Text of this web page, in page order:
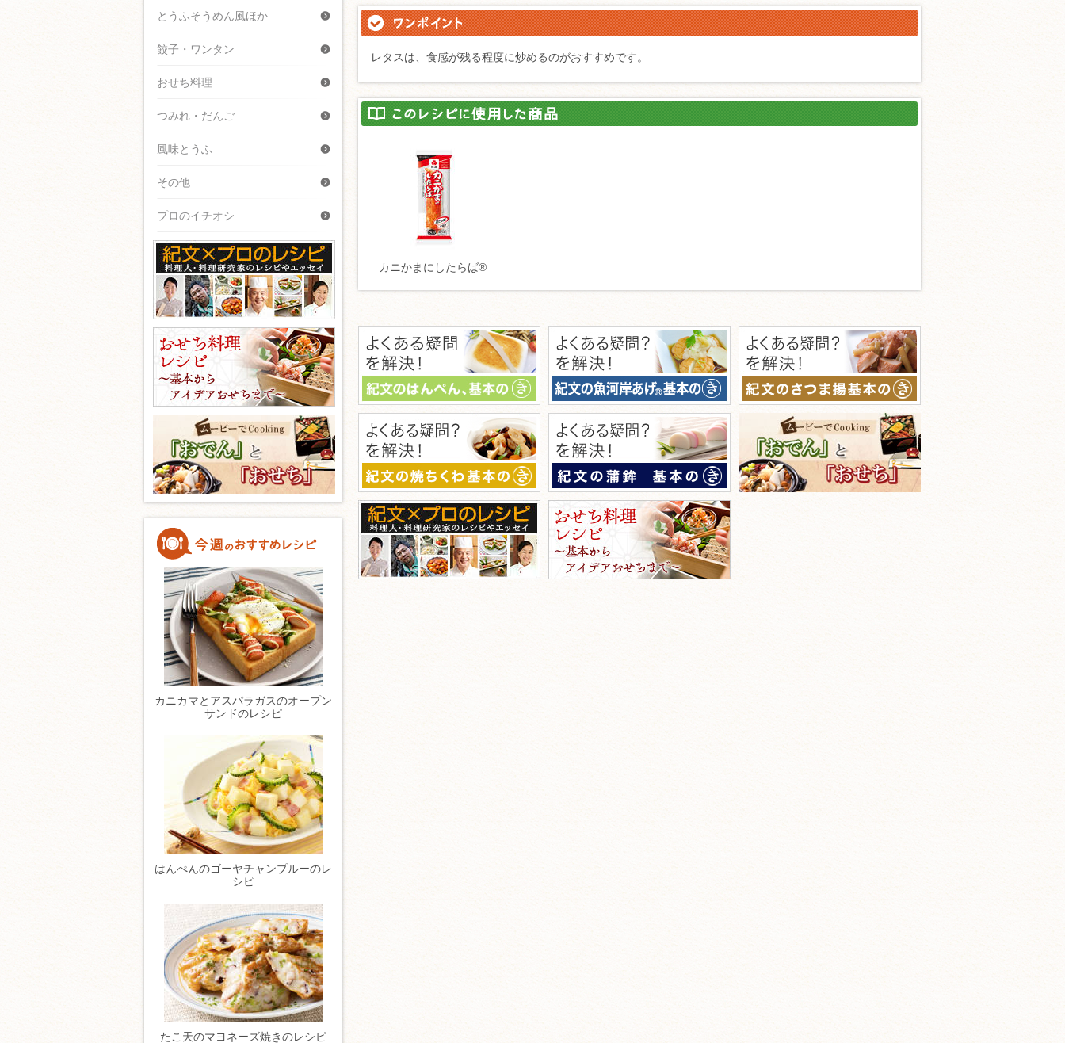
レタスは、食感が残る程度に炒めるのがおすすめです。
カニかまにしたらば®
とうふそうめん風ほか
餃子・ワンタン
おせち料理
つみれ・だんご
風味とうふ
その他
プロのイチオシ
カニカマとアスパラガスのオープン
サンドのレシピ
はんぺんのゴーヤチャンプルーのレ
シピ
たこ天のマヨネーズ焼きのレシピ